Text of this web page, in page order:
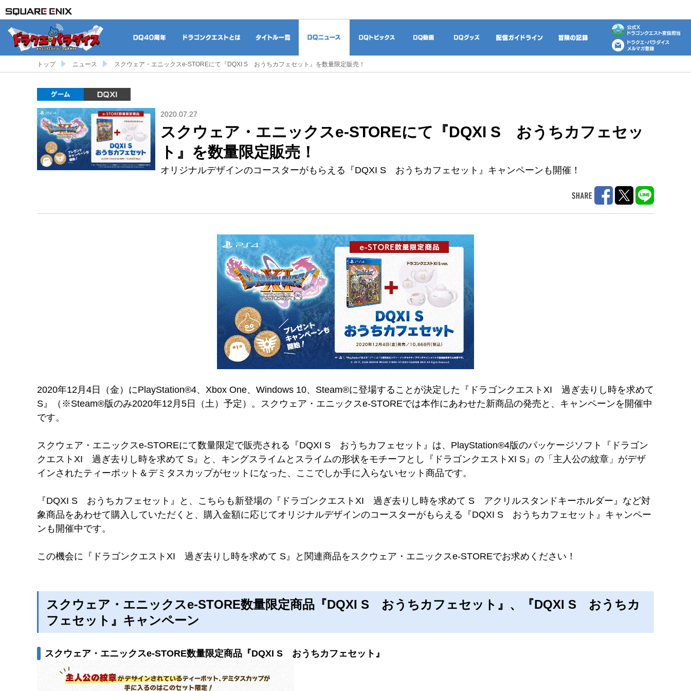
冒険の記録
トップ ニュース スクウェア・エニックスe-STOREにて『DQXI S おうちカフェセット』を数量限定販売！
ゲーム
2020.07.27
スクウェア・エニックスe-STOREにて『DQXI S おうちカフェセッ
ト』を数量限定販売！
オリジナルデザインのコースターがもらえる『DQXI S おうちカフェセット』キャンペーンも開催！
2020年12月4日（金）にPlayStation®4、Xbox One、Windows 10、Steam®に登場することが決定した『ドラゴンクエストXI 過ぎ去りし時を求めて
S』（※Steam®版のみ2020年12月5日（土）予定）。スクウェア・エニックスe-STOREでは本作にあわせた新商品の発売と、キャンペーンを開催中
です。
スクウェア・エニックスe-STOREにて数量限定で販売される『DQXI S おうちカフェセット』は、PlayStation®4版のパッケージソフト『ドラゴン
クエストXI 過ぎ去りし時を求めて S』と、キングスライムとスライムの形状をモチーフとし『ドラゴンクエストXI S』の「主人公の紋章」がデザ
インされたティーポット＆デミタスカップがセットになった、ここでしか手に入らないセット商品です。
『DQXI S おうちカフェセット』と、こちらも新登場の『ドラゴンクエストXI 過ぎ去りし時を求めて S アクリルスタンドキーホルダー』など対
象商品をあわせて購入していただくと、購入金額に応じてオリジナルデザインのコースターがもらえる『DQXI S おうちカフェセット』キャンペー
ンも開催中です。
この機会に『ドラゴンクエストXI 過ぎ去りし時を求めて S』と関連商品をスクウェア・エニックスe-STOREでお求めください！
スクウェア・エニックスe-STORE数量限定商品『DQXI S おうちカフェセット』、『DQXI S おうちカ
フェセット』キャンペーン
スクウェア・エニックスe-STORE数量限定商品『DQXI S おうちカフェセット』